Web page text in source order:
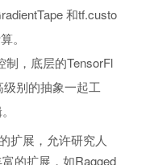
和tf.custo
。
制，底层的TensorFl
别的抽象一起工
扩展，允许研究人
的扩展，如Ragged